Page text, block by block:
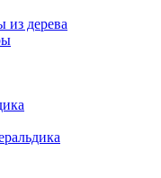
из дерева